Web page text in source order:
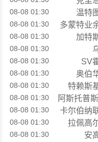
08-08 01:30 温特
08-08 01:30 多蒙特业
08-08 01:30 加特
08-08 01:30
08-08 01:30 SV
08-08 01:30 奥伯
08-08 01:30 特赖斯
08-08 01:30 阿斯托普
08-08 01:30 卡尔伯纳
08-08 01:30 拉佩高
08-08 01:30 安